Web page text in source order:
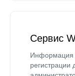
Сервис
Информация
регистрации